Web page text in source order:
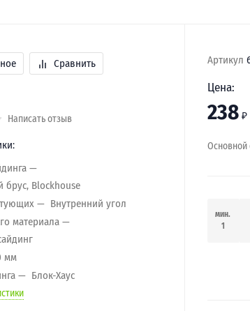
Сравнить
Написать отзыв
брус, Blockhouse
Внутренний угол
материала
мм
Блок-Хаус
Артикул
Цена:
238 ₽
Основной
мин.
1